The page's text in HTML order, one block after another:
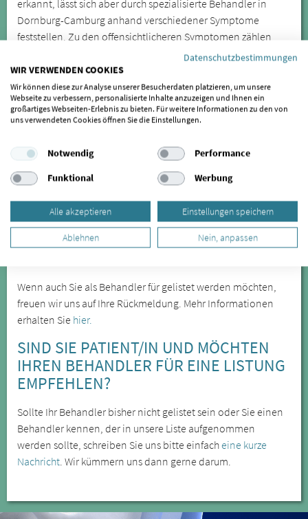
erkannt, lässt sich aber durch spezialisierte Behandler in
Dornburg-Camburg anhand verschiedener Symptome
feststellen. Zu den offensichtlicheren Symptomen zählen
unter anderem Kieferknacken und Zähneknirschen, die Sie in
Dornburg-Camburg behandeln lassen können. Besonders
das nächtliche Zähneknirschen führt zu Verspannungen und
zu Zahnabrieb. Eine weitere Folge des Zähneknirschens
können freiliegende Zahnhälse sein.
Kieferfehlstellungen sind die Ursache für
Kiefergelenkbeschwerden, sie können sich jedoch auch auf
weiter entfernte Körperregionen auswirken. Lassen Sie sich
von einem Spezialisten für CMD untersuchen.
SIND SIE BEHANDLER/IN UND
Wenn auch Sie als Behandler für gelistet werden möchten,
freuen wir uns auf Ihre Rückmeldung. Mehr Informationen
erhalten Sie hier.
SIND SIE PATIENT/IN UND MÖCHTEN
IHREN BEHANDLER FÜR EINE LISTUNG
EMPFEHLEN?
Sollte Ihr Behandler bisher nicht gelistet sein oder Sie einen
Behandler kennen, der in unsere Liste aufgenommen
werden sollte, schreiben Sie uns bitte einfacheine kurze
Nachricht. Wir kümmern uns dann gerne darum.
Datenschutzbestimmungen
WIR VERWENDEN COOKIES
Wir können diese zur Analyse unserer Besucherdaten platzieren, um unsere
Webseite zu verbessern, personalisierte Inhalte anzuzeigen und Ihnen ein
großartiges Webseiten-Erlebnis zu bieten. Für weitere Informationen zu den von
uns verwendeten Cookies öffnen Sie die Einstellungen.
Notwendig
Performance
Funktional
Werbung
Alle akzeptieren Einstellungen speichern
Ablehnen Nein, anpassen